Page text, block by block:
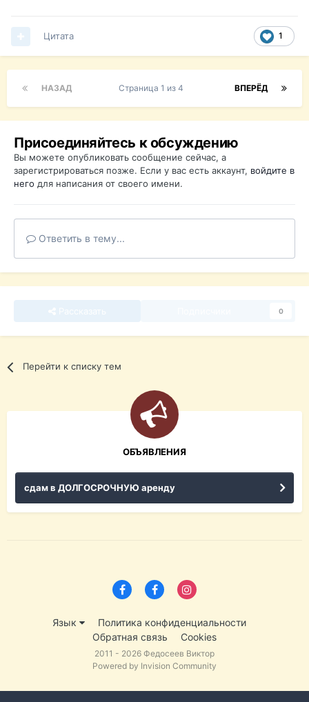
1
Цитата
НАЗАД ВПЕРЁД
Страница 1 из 4
Присоединяйтесь к обсуждению
Вы можете опубликовать сообщение сейчас, а
зарегистрироваться позже. Если у вас есть аккаунт, войдите в
него для написания от своего имени.
Ответить в тему...
0
Перейти к списку тем
ОБЪЯВЛЕНИЯ
сдам в ДОЛГОСРОЧНУЮ аренду
Язык
Политика конфиденциальности
Обратная связь
Cookies
2011 - 2026 Федосеев Виктор
Powered by Invision Community